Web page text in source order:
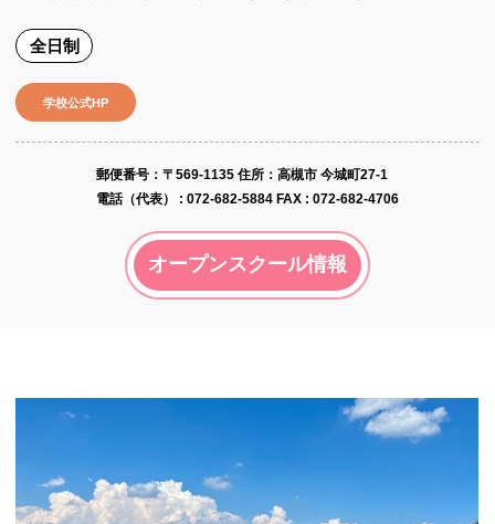
全日制
学校公式HP
郵便番号​：〒569-1135 住所：高槻市 今城町27-1
電話（代表） : 072-682-5884 FAX : 072-682-4706
オープンスクール情報